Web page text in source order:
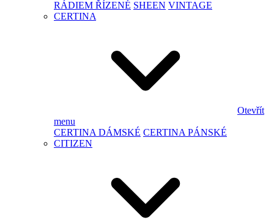
RÁDIEM ŘÍZENÉ SHEEN VINTAGE
CERTINA
Otevřít
menu
CERTINA DÁMSKÉ CERTINA PÁNSKÉ
CITIZEN